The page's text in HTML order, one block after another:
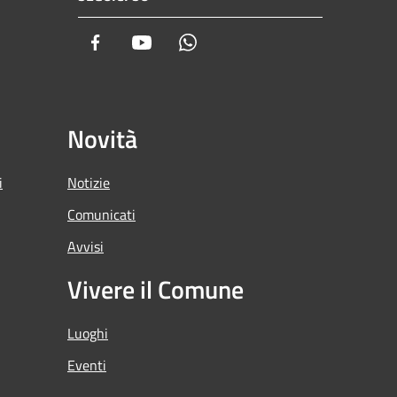
Facebook Youtube
Novità
Notizie
Comunicati
Avvisi
Vivere il Comune
Luoghi
Eventi